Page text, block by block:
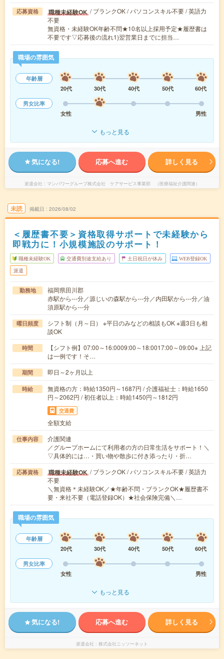
応募資格 職種未経験OK / ブランクOK / パソコンスキル不要 / 英語力
不要
無資格・未経験OK年齢不問★10名以上採用予定★履歴書は
不要です▽応募後の流れ1)翌営業日までに担当…
職場の雰囲気
年齢層
20代
30代 40代 50代
60代
男女比率
女性
男性
もっと見る
気になる! 応募へ進む 詳しく見る
派遣会社 マンパワーグループ株式会社 ケアサービス事業部 （医療福祉介護関連）
未読 掲載日 2026/08/02
＜履歴書不要＞資格取得サポートで未経験から
即戦力に！小規模施設のサポート！
職種未経験OK 交通費別途支給あり 土日祝日が休み WEB登録OK
派遣
勤務地
福岡県田川郡
赤駅から---分／源じいの森駅から---分／内田駅から---分／油
須原駅から---分
曜日頻度
シフト制（月～日） ※平日のみなどの相談もOK ※週3日も相
談OK
時間
【シフト例】07:00～16:0009:00～18:0017:00～09:00※ 上記
は一例です！そ…
期間 即日～2ヶ月以上
時給
無資格の方：時給1350円～1687円 / 介護福祉士：時給1650
円～2062円 / 初任者以上：時給1450円～1812円
交通費
全額支給
仕事内容
介護関連
／グループホームにて利用者の方の日常生活をサポート！＼
▽具体的には…・買い物や散歩に付き添ったり・折…
応募資格 職種未経験OK / ブランクOK / パソコンスキル不要 / 英語力
不要
＼無資格＊未経験OK／★年齢不問・ブランクOK★履歴書不
要・来社不要（電話登録OK）★社会保険完備＼…
職場の雰囲気
年齢層
20代
30代 40代 50代
60代
男女比率
女性
男性
もっと見る
気になる! 応募へ進む 詳しく見る
派遣会社 株式会社ニッソーネット